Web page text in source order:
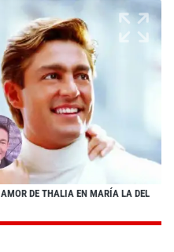
DE THALIA EN MARÍA LA DEL